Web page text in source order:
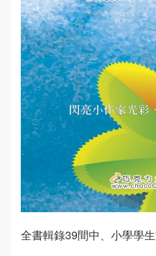
全書輯錄39間中、小學學